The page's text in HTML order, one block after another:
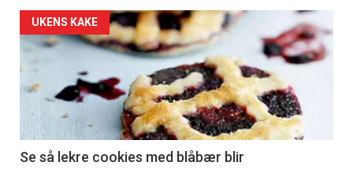
UKENS KAKE
Se så lekre cookies med blåbær blir